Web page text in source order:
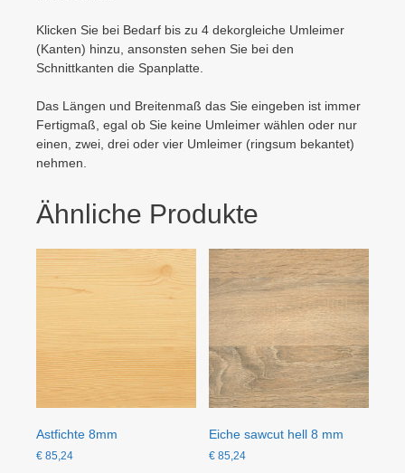
Klicken Sie bei Bedarf bis zu 4 dekorgleiche Umleimer
(Kanten) hinzu, ansonsten sehen Sie bei den
Schnittkanten die Spanplatte.
Das Längen und Breitenmaß das Sie eingeben ist immer
Fertigmaß, egal ob Sie keine Umleimer wählen oder nur
einen, zwei, drei oder vier Umleimer (ringsum bekantet)
nehmen.
Ähnliche Produkte
Astfichte 8mm
€ 85,24
Eiche sawcut hell 8 mm
€ 85,24